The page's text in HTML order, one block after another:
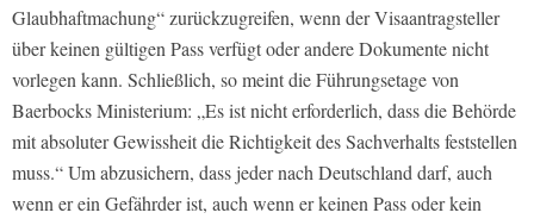
Glaubhaftmachung“ zurückzugreifen, wenn der Visaantragsteller
über keinen gültigen Pass verfügt oder andere Dokumente nicht
vorlegen kann. Schließlich, so meint die Führungsetage von
Baerbocks Ministerium: „Es ist nicht erforderlich, dass die Behörde
mit absoluter Gewissheit die Richtigkeit des Sachverhalts feststellen
muss.“ Um abzusichern, dass jeder nach Deutschland darf, auch
wenn er ein Gefährder ist, auch wenn er keinen Pass oder kein